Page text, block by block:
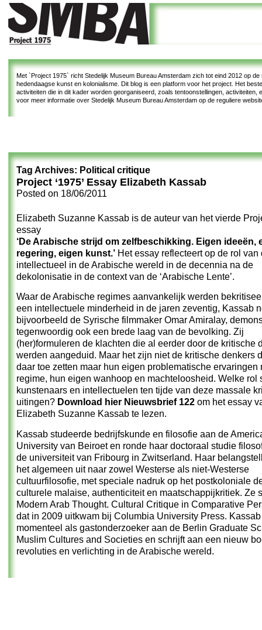
Met `Project 1975` richt Stedelijk Museum Bureau Amsterdam zich tot eind 2012 op
hedendaagse kunst en kolonialisme. Dit blog is een platform voor het project. Het
activiteiten die in dit kader worden georganiseerd, zoals tentoonstellingen,
voor meer informatie over Stedelijk Museum Bureau Amsterdam op de reguliere
Tag Archives: Political critique
Project ‘1975’ Essay Elizabeth Kassab
Posted on 18/06/2011
Elizabeth Suzanne Kassab is de auteur van het vierde
essay
‘De Arabische strijd om zelfbeschikking. Eigen ideeën,
regering, eigen kunst.’ Het essay reflecteert op de rol van
intellectueel in de Arabische wereld in de decennia na de
dekolonisatie in de context van de ‘Arabische Lente’.
Waar de Arabische regimes aanvankelijk werden
een intellectuele minderheid in de jaren zeventig, Kassab
bijvoorbeeld de Syrische filmmaker Omar Amiralay,
tegenwoordig ook een brede laag van de bevolking. Zij
(her)formuleren de klachten die al eerder door de kritische
werden aangeduid. Maar het zijn niet de kritische denkers
daar toe zetten maar hun eigen problematische ervaringen
regime, hun eigen wanhoop en machteloosheid. Welke rol
kunstenaars en intellectuelen ten tijde van deze massale
uitingen? Download hier Nieuwsbrief 122 om het essay
Elizabeth Suzanne Kassab te lezen.
Kassab studeerde bedrijfskunde en filosofie aan de
University van Beiroet en ronde haar doctoraal studie
de universiteit van Fribourg in Zwitserland. Haar
het algemeen uit naar zowel Westerse als niet-Westerse
cultuurfilosofie, met speciale nadruk op het postkoloniale
culturele malaise, authenticiteit en maatschappijkritiek. Ze
Modern Arab Thought. Cultural Critique in Comparative
dat in 2009 uitkwam bij Columbia University Press.
momenteel als gastonderzoeker aan de Berlin Graduate
Muslim Cultures and Societies en schrijft aan een nieuw
revoluties en verlichting in de Arabische wereld.